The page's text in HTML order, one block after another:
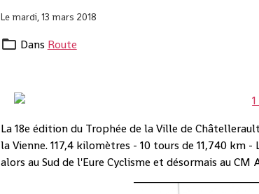
Le mardi, 13 mars 2018
Dans Route
La 18e édition du Trophée de la Ville de
la Vienne. 117,4 kilomètres - 10 tours de 11,740
alors au Sud de l'Eure Cyclisme et désormais au